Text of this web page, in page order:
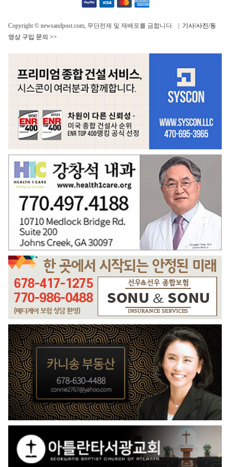
Copyright © newsandpost.com, 무단전제 및 재배포를 금합니다. | 기사/사진/동
영상 구입 문의 >>